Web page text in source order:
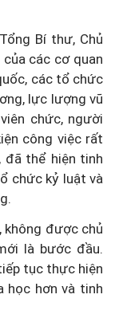
Bí thư, Chủ
các cơ quan
các tổ chức
lực lượng vũ
chức, người
công việc rất
đã thể hiện tinh
chức kỷ luật và
không được chủ
là bước đầu.
tục thực hiện
học hơn và tinh